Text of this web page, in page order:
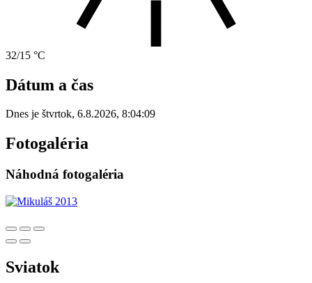
32/15 °C
Dátum a čas
Dnes je štvrtok, 6.8.2026, 8:04:09
Fotogaléria
Náhodná fotogaléria
Sviatok